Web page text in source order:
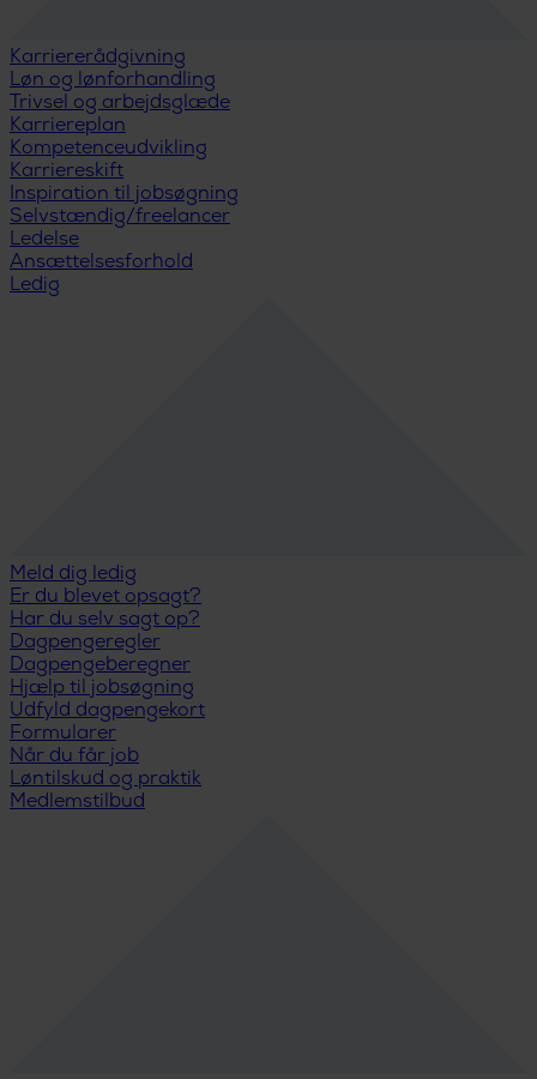
Karriererådgivning
Løn og lønforhandling
Trivsel og arbejdsglæde
Karriereplan
Kompetenceudvikling
Karriereskift
Inspiration til jobsøgning
Selvstændig/freelancer
Ledelse
Ansættelsesforhold
Ledig
Meld dig ledig
Er du blevet opsagt?
Har du selv sagt op?
Dagpengeregler
Dagpengeberegner
Hjælp til jobsøgning
Udfyld dagpengekort
Formularer
Når du får job
Løntilskud og praktik
Medlemstilbud